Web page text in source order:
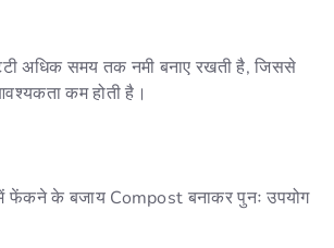
अधिक समय तक नमी बनाए रखती है, जिससे
कम होती है।
फेंकने के बजाय Compost बनाकर पुनः उपयोग